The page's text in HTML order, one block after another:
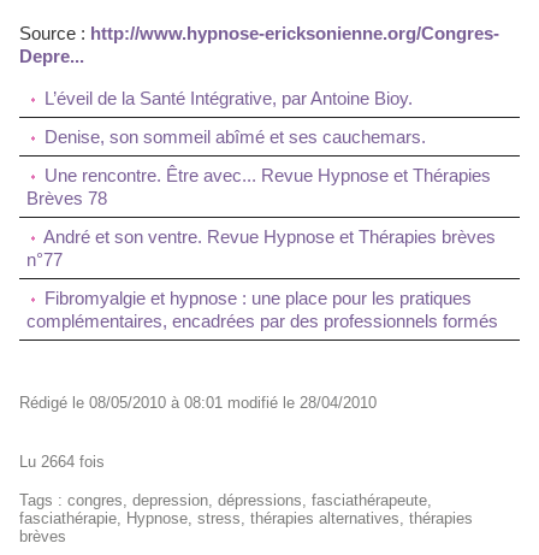
Source : http://www.hypnose-ericksonienne.org/Congres-
Depre...
L’éveil de la Santé Intégrative, par Antoine Bioy.
Denise, son sommeil abîmé et ses cauchemars.
Une rencontre. Être avec... Revue Hypnose et Thérapies
Brèves 78
André et son ventre. Revue Hypnose et Thérapies brèves
n°77
Fibromyalgie et hypnose : une place pour les pratiques
complémentaires, encadrées par des professionnels formés
Rédigé le 08/05/2010 à 08:01 modifié le 28/04/2010
Lu 2664 fois
Tags : congres, depression, dépressions, fasciathérapeute,
fasciathérapie, Hypnose, stress, thérapies alternatives, thérapies
brèves